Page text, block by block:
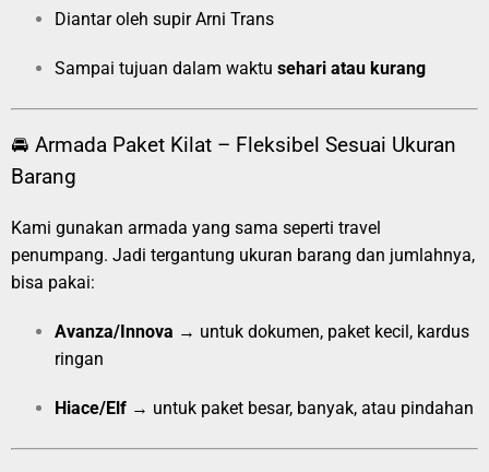
Diantar oleh supir Arni Trans
Sampai tujuan dalam waktu sehari atau kurang
🚘 Armada Paket Kilat – Fleksibel Sesuai Ukuran
Barang
Kami gunakan armada yang sama seperti travel
penumpang. Jadi tergantung ukuran barang dan jumlahnya,
bisa pakai:
Avanza/Innova → untuk dokumen, paket kecil, kardus
ringan
Hiace/Elf → untuk paket besar, banyak, atau pindahan